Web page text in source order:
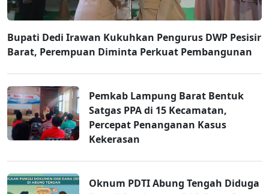
Bupati Dedi Irawan Kukuhkan Pengurus DWP Pesisir
Barat, Perempuan Diminta Perkuat Pembangunan
Pemkab Lampung Barat Bentuk
Satgas PPA di 15 Kecamatan,
Percepat Penanganan Kasus
Kekerasan
Oknum PDTI Abung Tengah Diduga